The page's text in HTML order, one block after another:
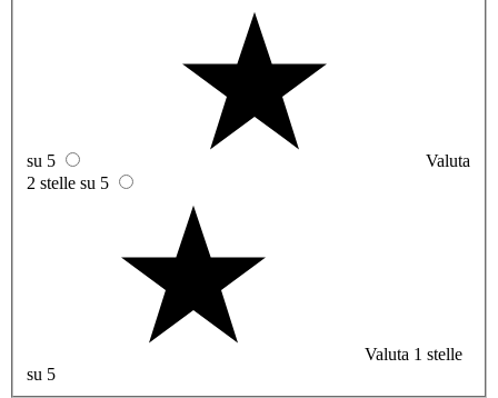
su 5
Valuta
2 stelle su 5
Valuta 1 stelle
su 5